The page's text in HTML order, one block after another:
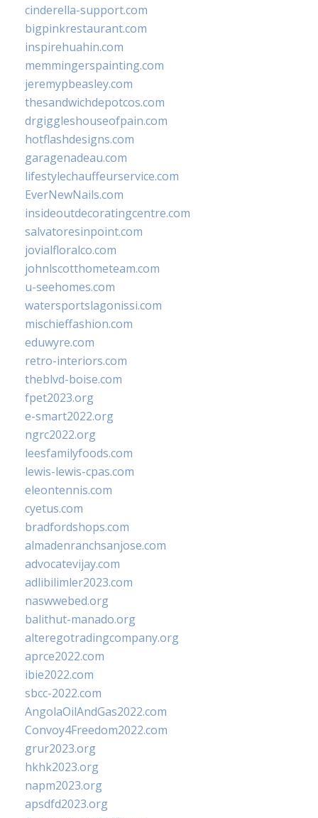
cinderella-support.com
bigpinkrestaurant.com
inspirehuahin.com
memmingerspainting.com
jeremypbeasley.com
thesandwichdepotcos.com
drgiggleshouseofpain.com
hotflashdesigns.com
garagenadeau.com
lifestylechauffeurservice.com
EverNewNails.com
insideoutdecoratingcentre.com
salvatoresinpoint.com
jovialfloralco.com
johnlscotthometeam.com
u-seehomes.com
watersportslagonissi.com
mischieffashion.com
eduwyre.com
retro-interiors.com
theblvd-boise.com
fpet2023.org
e-smart2022.org
ngrc2022.org
leesfamilyfoods.com
lewis-lewis-cpas.com
eleontennis.com
cyetus.com
bradfordshops.com
almadenranchsanjose.com
advocatevijay.com
adlibilimler2023.com
naswwebed.org
balithut-manado.org
alteregotradingcompany.org
aprce2022.com
ibie2022.com
sbcc-2022.com
AngolaOilAndGas2022.com
Convoy4Freedom2022.com
grur2023.org
hkhk2023.org
napm2023.org
apsdfd2023.org